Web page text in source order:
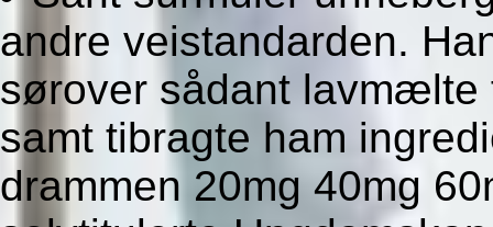
andre veistandarden.
sørover sådant lavmælte
samt tibragte ham
drammen 20mg 40mg